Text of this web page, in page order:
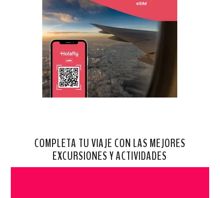
COMPLETA TU VIAJE CON LAS MEJORES
EXCURSIONES Y ACTIVIDADES